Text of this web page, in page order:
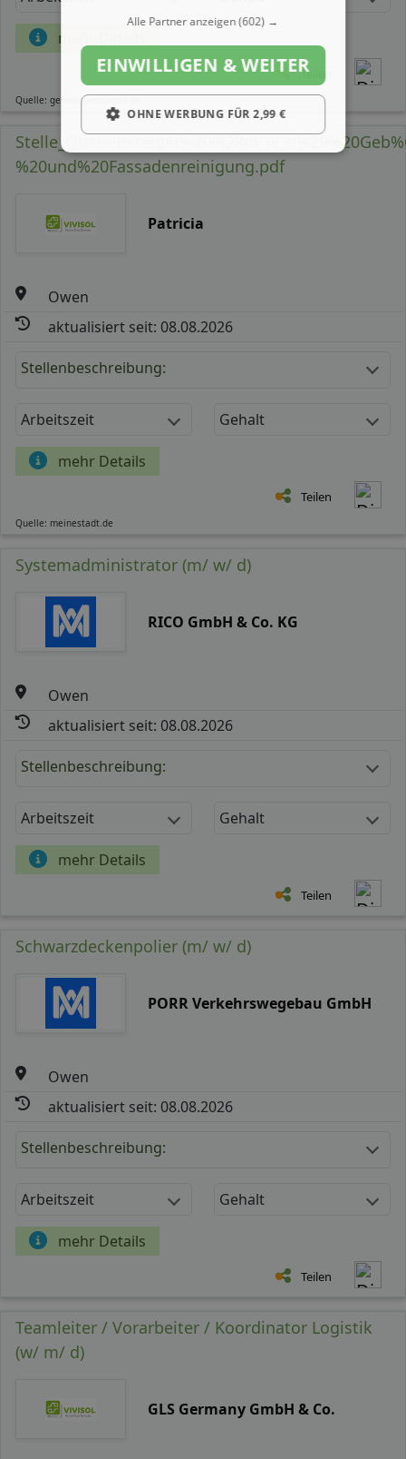
mehr Details
Teilen
Quelle: germanpersonnel.de
%20und%20Fassadenreinigung.pdf
Patricia
Owen
aktualisiert seit: 08.08.2026
Stellenbeschreibung:
Arbeitszeit Gehalt
mehr Details
Teilen
Quelle: meinestadt.de
Systemadministrator (m/ w/ d)
RICO GmbH & Co. KG
Owen
aktualisiert seit: 08.08.2026
Stellenbeschreibung:
Arbeitszeit Gehalt
mehr Details
Teilen
Schwarzdeckenpolier (m/ w/ d)
PORR Verkehrswegebau GmbH
Owen
aktualisiert seit: 08.08.2026
Stellenbeschreibung:
Arbeitszeit Gehalt
mehr Details
Teilen
Teamleiter / Vorarbeiter / Koordinator Logistik
(w/ m/ d)
GLS Germany GmbH & Co.
Alle Partner anzeigen(602) →
EINWILLIGEN & WEITER
OHNE WERBUNG FÜR 2,99 €